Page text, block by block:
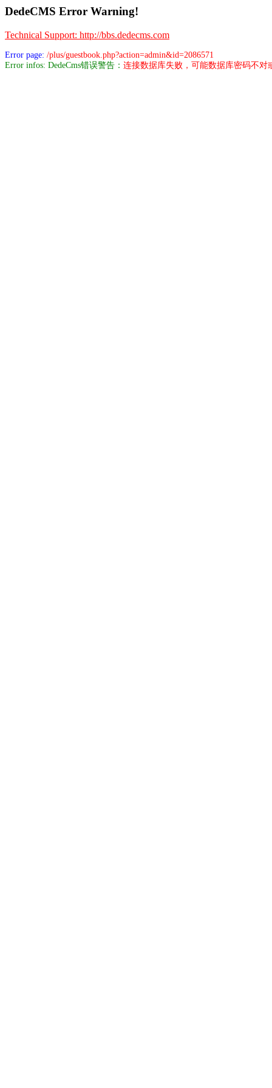
DedeCMS Error Warning!
Technical Support: http://bbs.dedecms.com
Error page: /plus/guestbook.php?action=admin&id=2086571
Error infos: DedeCms错误警告： 连接数据库失败，可能数据库密码不对